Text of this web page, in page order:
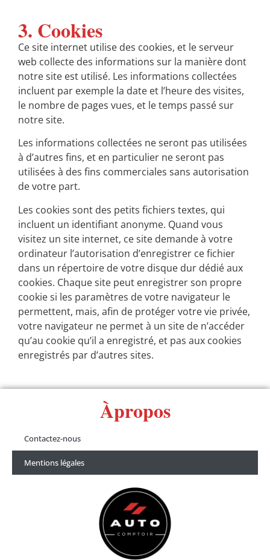
3. Cookies
Ce site internet utilise des cookies, et le serveur
web collecte des informations sur la manière dont
notre site est utilisé. Les informations collectées
incluent par exemple la date et l’heure des visites,
le nombre de pages vues, et le temps passé sur
notre site.
Les informations collectées ne seront pas utilisées
à d’autres fins, et en particulier ne seront pas
utilisées à des fins commerciales sans autorisation
de votre part.
Les cookies sont des petits fichiers textes, qui
incluent un identifiant anonyme. Quand vous
visitez un site internet, ce site demande à votre
ordinateur l’autorisation d’enregistrer ce fichier
dans un répertoire de votre disque dur dédié aux
cookies. Chaque site peut enregistrer son propre
cookie si les paramètres de votre navigateur le
permettent, mais, afin de protéger votre vie privée,
votre navigateur ne permet à un site de n’accéder
qu’au cookie qu’il a enregistré, et pas aux cookies
enregistrés par d’autres sites.
Àpropos
Contactez-nous
Mentions légales